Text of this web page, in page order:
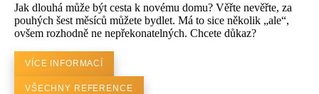
Jak dlouhá může být cesta k novému domu? Věřte nevěřte, za
pouhých šest měsíců můžete bydlet. Má to sice několik „ale“,
ovšem rozhodně ne nepřekonatelných. Chcete důkaz?
VÍCE INFORMACÍ
VŠECHNY REFERENCE